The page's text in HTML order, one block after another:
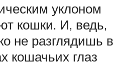
уклоном
кошки. И, ведь,
не разглядишь в
кошачьих глаз